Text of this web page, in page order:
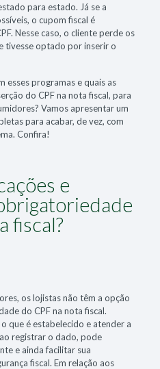
para estado. Já se a
o cupom fiscal é
Nesse caso, o cliente perde os
tivesse optado por inserir o
esses programas e quais as
do CPF na nota fiscal, para
Vamos apresentar um
para acabar, de vez, com
Confira!
e
fiscal?
os lojistas não têm a opção
do CPF na nota fiscal.
que é estabelecido e atender a
registrar o dado, pode
e ainda facilitar sua
fiscal. Em relação aos